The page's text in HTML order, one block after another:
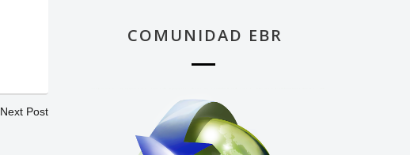
Next Post
COMUNIDAD EBR